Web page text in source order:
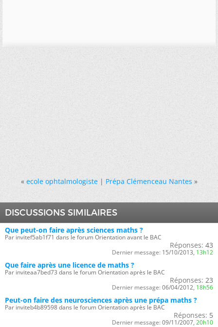
« ecole ophtalmologiste|Prépa Clémenceau Nantes »
DISCUSSIONS SIMILAIRES
Que peut-on faire après sciences maths ?
Par invitef5ab1f71 dans le forum Orientation avant le BAC
Réponses: 43
Dernier message: 15/10/2013, 13h12
Que faire après une licence de maths ?
Par inviteaa7bed73 dans le forum Orientation après le BAC
Réponses: 23
Dernier message: 06/04/2012, 18h56
Peut-on faire des neurosciences après une prépa maths ?
Par inviteb4b89598 dans le forum Orientation après le BAC
Réponses: 5
Dernier message: 09/11/2007, 20h10